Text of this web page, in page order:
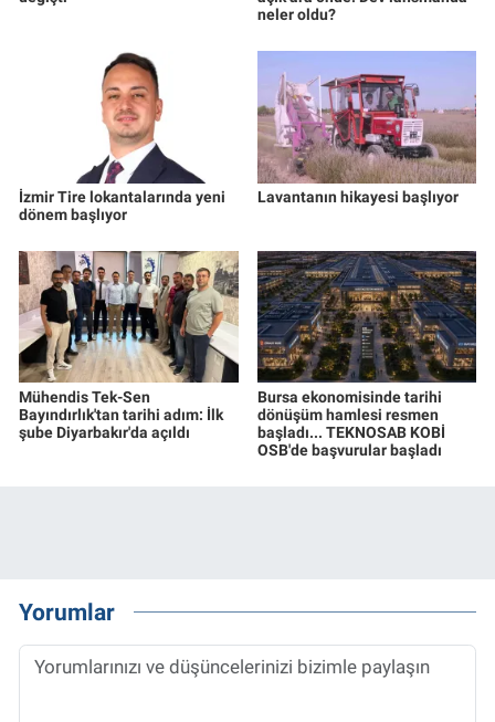
neler oldu?
İzmir Tire lokantalarında yeni
dönem başlıyor
Lavantanın hikayesi başlıyor
Mühendis Tek-Sen
Bayındırlık'tan tarihi adım: İlk
şube Diyarbakır'da açıldı
Bursa ekonomisinde tarihi
dönüşüm hamlesi resmen
başladı... TEKNOSAB KOBİ
OSB'de başvurular başladı
Yorumlar